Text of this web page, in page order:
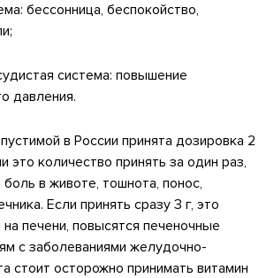
бессонница, беспокойство,
система: повышение
давления.
в России принята дозировка 2
это количество принять за один раз,
боль в животе, тошнота, понос,
Если принять сразу 3 г, это
на печени, повысятся печеночные
с заболеваниями желудочно-
стоит осторожно принимать витамин